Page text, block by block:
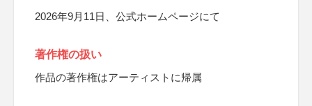
2026年9月11日、公式ホームページにて
著作権の扱い
作品の著作権はアーティストに帰属